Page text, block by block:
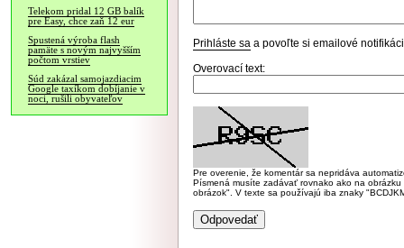
Telekom pridal 12 GB balík
pre Easy, chce zaň 12 eur
Spustená výroba flash
pamäte s novým najvyšším
počtom vrstiev
Súd zakázal samojazdiacim
Google taxíkom dobíjanie v
noci, rušili obyvateľov
Prihláste sa a povoľte si emailové
Overovací text:
Pre overenie, že komentár sa nepridáva
Písmená musíte zadávať rovnako ako na
obrázok". V texte sa používajú iba znaky